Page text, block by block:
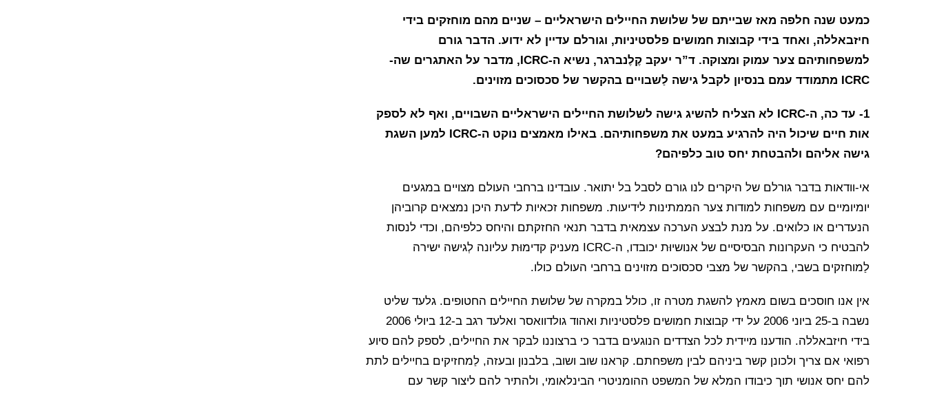
כמעט שנה חלפה מאז שבייתם של שלושת החיילים הישראליים – שניים מהם מוחזקים בידי
חיזבאללה, ואחד בידי קבוצות חמושים פלסטיניות, וגורלם עדיין לא ידוע. הדבר גורם
למשפחותיהם צער עמוק ומצוקה. ד”ר יעקב קֶלֶנברגר, נשיא ה-ICRC, מדבר על האתגרים שה-
ICRC מתמודד עמם בנסיון לקבל גישה לַשבויים בהקשר של סכסוכים מזוינים.
1- עד כה, ה-ICRC לא הצליח להשיג גישה לשלושת החיילים הישראליים השבויים, ואף לא לספק
אות חיים שיכול היה להרגיע במעט את משפחותיהם. באילו מאמצים נוקט ה-ICRC למען השגת
גישה אליהם ולהבטחת יחס טוב כלפיהם?
אי-וודאות בדבר גורלם של היקרים לנו גורם לסבל בל יתואר. עובדינו ברחבי העולם מצויים במגעים
יומיומיים עם משפחות למודות צער הממתינות לידיעות. משפחות זכאיות לדעת היכן נמצאים קרוביהן
הנעדרים או כלואים. על מנת לבצע הערכה עצמאית בדבר תנאי החזקתם והיחס כלפיהם, וכדי לנסות
להבטיח כי העקרונות הבסיסיים של אנושיוּת יכובדו, ה-ICRC מעניק קדימוּת עליונה לְגישה ישירה
לַמוחזקים בשבי, בהקשר של מצבי סכסוכים מזוינים ברחבי העולם כולו.
אין אנו חוסכים בשום מאמץ להשגת מטרה זו, כולל במקרה של שלושת החיילים החטופים. גלעד שליט
נשבה ב-25 ביוני 2006 על ידי קבוצות חמושים פלסטיניות ואהוד גולדוואסר ואלעד רגב ב-12 ביולי 2006
בידי חיזבאללה. הודענו מיידית לכל הצדדים הנוגעים בדבר כי ברצוננו לבקר את החיילים, לספק להם סיוע
רפואי אם צריך ולכונן קשר ביניהם לבין משפחתם. קראנו שוב ושוב, בלבנון ובעזה, לַמחזיקים בחיילים לתת
להם יחס אנושי תוך כיבודו המלא של המשפט ההומניטרי הבינלאומי, ולהתיר להם ליצור קשר עם